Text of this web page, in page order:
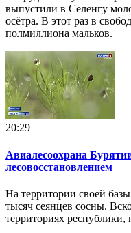
выпустили в Селенгу
осётра. В этот раз в
полмиллиона мальков.
20:29
Авиалесоохрана
лесовосстановлением
На территории своей
тысяч сеянцев сосны.
территориях